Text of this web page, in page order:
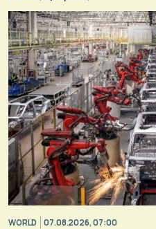
WORLD 07.08.2026, 07:00